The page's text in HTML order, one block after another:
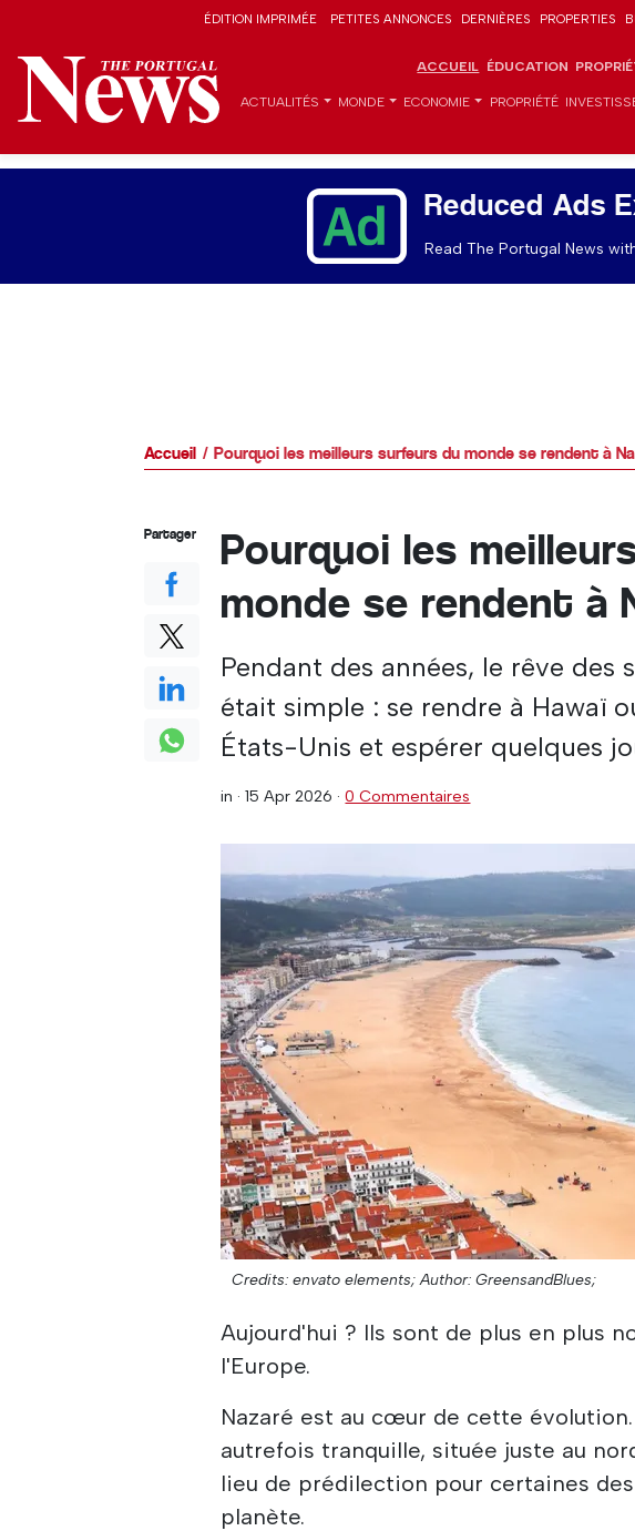
ÉDITION IMPRIMÉE PETITES ANNONCES DERNIÈRES PROPERTIES
ACCUEIL ÉDUCATION
ACTUALITÉS MONDE ECONOMIE PROPRIÉTÉ
Reduced Ads
Read The Portugal News
Accueil Pourquoi les meilleurs surfeurs du monde se rendent à
Pourquoi les
monde se rendent à
Pendant des années, le rêve des
était simple : se rendre à Hawaï
États-Unis et espérer quelques
in ·15 Apr 2026 ·0 Commentaires
Credits: envato elements; Author: GreensandBlues;
Aujourd'hui ? Ils sont de plus en plus
l'Europe.
Nazaré est au cœur de cette
autrefois tranquille, située juste au
lieu de prédilection pour certaines
planète.
Partager